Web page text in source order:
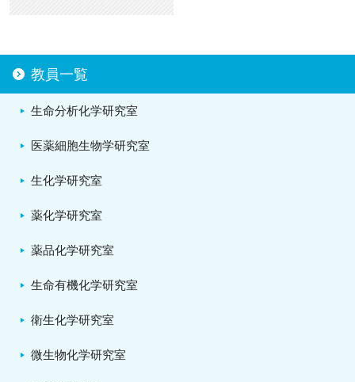
教員一覧
生命分析化学研究室
医薬細胞生物学研究室
生化学研究室
薬化学研究室
薬品化学研究室
生命有機化学研究室
衛生化学研究室
微生物化学研究室